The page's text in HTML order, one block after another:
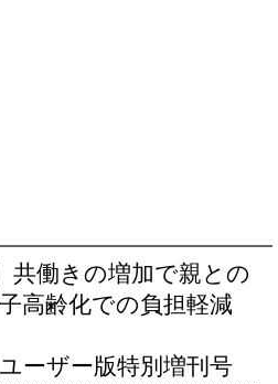
共働きの増加で親との
高齢化での負担軽減
ユーザー版特別増刊号